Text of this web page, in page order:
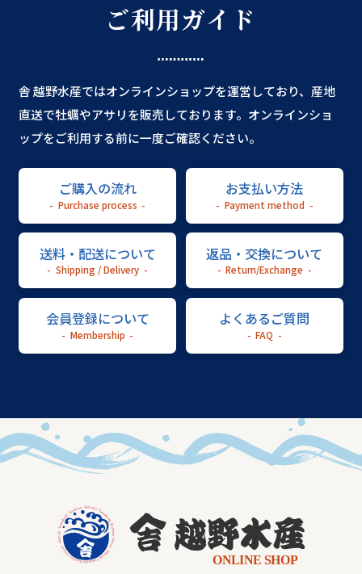
ご利用ガイド
舎 越野水産ではオンラインショップを運営しており、産地
直送で牡蠣やアサリを販売しております。オンラインショ
ップをご利用する前に一度ご確認ください。
ご購入の流れ
Purchase process
お支払い方法
Payment method
送料・配送について
Shipping / Delivery
返品・交換について
Return/Exchange
会員登録について
Membership
よくあるご質問
FAQ